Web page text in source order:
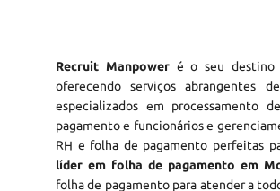
Recruit Manpoweré o seu destino
oferecendo serviços abrangentes
especializados em processamento
pagamento e funcionários e
RH e folha de pagamento perfeitas
líder em folha de pagamento em
folha de pagamento para atender a